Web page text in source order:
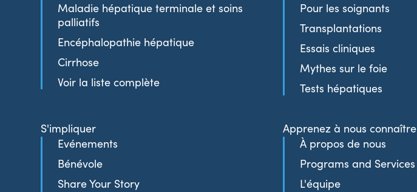
Maladie hépatique terminale et soins
palliatifs
Encéphalopathie hépatique
Cirrhose
Voir la liste complète
Pour les soignants
Transplantations
Essais cliniques
Mythes sur le foie
Tests hépatiques
S'impliquer
Evénements
Bénévole
Share Your Story
Apprenez à nous connaître
À propos de nous
Programs and Services
L'équipe